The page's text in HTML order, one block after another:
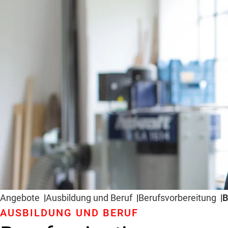
Angebote Ausbildung und Beruf Berufs­vorbereitung
AUSBILDUNG UND BERUF